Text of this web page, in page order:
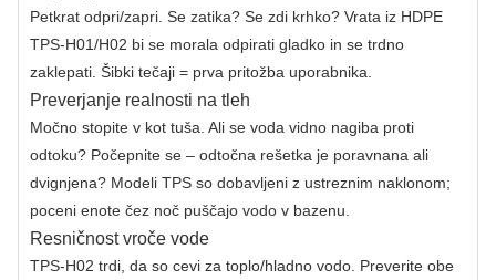
Petkrat odpri/zapri. Se zatika? Se zdi krhko? Vrata iz HDPE
TPS-H01/H02 bi se morala odpirati gladko in se trdno
zaklepati. Šibki tečaji = prva pritožba uporabnika.
Preverjanje realnosti na tleh
Močno stopite v kot tuša. Ali se voda vidno nagiba proti
odtoku? Počepnite se – odtočna rešetka je poravnana ali
dvignjena? Modeli TPS so dobavljeni z ustreznim naklonom;
poceni enote čez noč puščajo vodo v bazenu.
Resničnost vroče vode
TPS-H02 trdi, da so cevi za toplo/hladno vodo. Preverite obe